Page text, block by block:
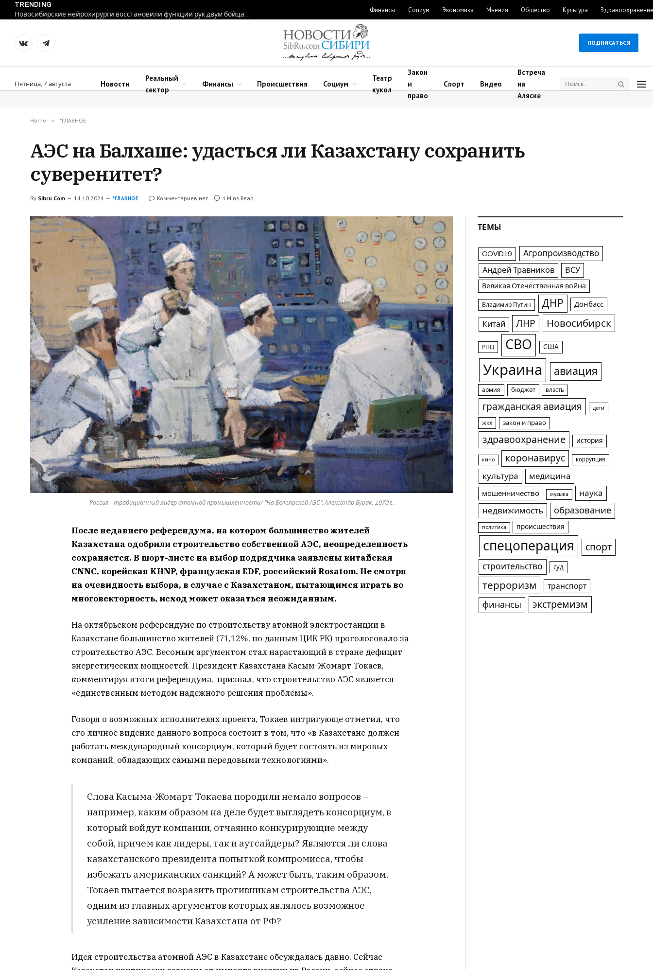
TRENDING
Новосибирские нейрохирурги восстановили функции рук двум бойцам после минно-взрывных травм
Финансы Социум Экономика Мнения Общество Культура Здравоохранение
VKontakteTelegram
ПОДПИСАТЬСЯ
Пятница, 7 августа Новости
Реальный
сектор
Финансы Происшествия Социум
Театр
кукол
Закон
и
право
Спорт Видео
Встреча
на
Аляске
Home » *ГЛАВНОЕ
АЭС на Балхаше: удасться ли Казахстану сохранить
суверенитет?
By Sibru.Com 14.10.2024 *ГЛАВНОЕ Комментариев нет 4 Mins Read
Россия - традиционный лидер атомной промышленности/ "На Белоярской АЭС", Александр Бурак, 1970 г.
После недавнего референдума, на котором большинство жителей
Казахстана одобрили строительство собственной АЭС, неопределенность
сохраняется. В шорт-листе на выбор подрядчика заявлены китайская
CNNC, корейская KHNP, французская EDF, российский Rosatom. Не смотря
на очевидность выбора, в случае с Казахстаном, пытающимся играть во
многовекторность, исход может оказаться неожиданным.
На октябрьском референдуме по строительству атомной электростанции в
Казахстане большинство жителей (71,12%, по данным ЦИК РК) проголосовало за
строительство АЭС. Весомым аргументом стал нарастающий в стране дефицит
энергетических мощностей. Президент Казахстана Касым-Жомарт Токаев,
комментируя итоги референдума, признал, что строительство АЭС является
«единственным методом надежного решения проблемы».
Говоря о возможных исполнителях проекта, Токаев интригующе отметил, что
его личное видение данного вопроса состоит в том, что «в Казахстане должен
работать международный консорциум, который будет состоять из мировых
компаний, обладающих самыми передовыми технологиями».
Слова Касыма-Жомарт Токаева породили немало вопросов –
например, каким образом на деле будет выглядеть консорциум, в
который войдут компании, отчаянно конкурирующие между
собой, причем как лидеры, так и аутсайдеры? Являются ли слова
казахстанского президента попыткой компромисса, чтобы
избежать американских санкций? А может быть, таким образом,
Токаев пытается возразить противникам строительства АЭС,
одним из главных аргументов которых являлось возможное
усиление зависимости Казахстана от РФ?
Идея строительства атомной АЭС в Казахстане обсуждалась давно. Сейчас
ТЕМЫ
COVID19 Агропроизводство
Андрей Травников ВСУ
Великая Отечественная война
Владимир Путин ДНР Донбасс
Китай ЛНР Новосибирск
РПЦ СВО США
Украина авиация
армия бюджет власть
гражданская авиация дети
жкх закон и право
здравоохранение история
кино коронавирус коррупция
культура медицина
мошенничество музыка
наука
недвижимость
образование
политика происшествия
спецоперация спорт
строительство суд
терроризм транспорт
финансы экстремизм